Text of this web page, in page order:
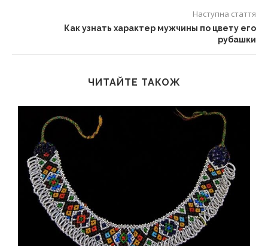
Наступна стаття
Как узнать характер мужчины по цвету его
рубашки
ЧИТАЙТЕ ТАКОЖ